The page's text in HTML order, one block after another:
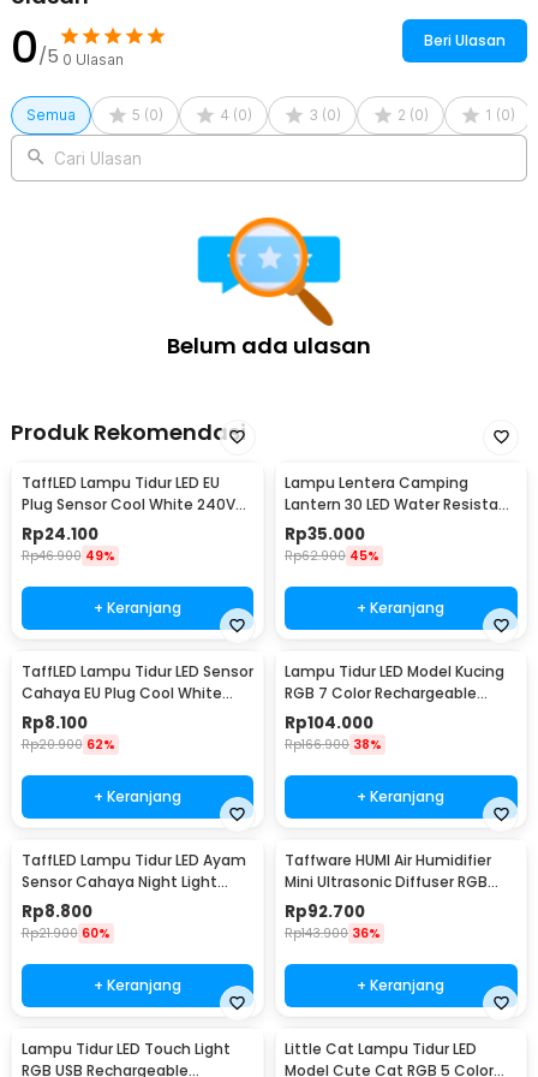
0/5 0 Ulasan
Beri Ulasan
Semua 5 (0) 4 (0) 3 (0) 2 (0) 1 (0)
Cari Ulasan
Belum ada ulasan
Produk Rekomendasi
TaffLED Lampu Tidur LED EU
Plug Sensor Cool White 240V
0.5W - LXX3148
Rp24.100
Rp46.900 49%
+ Keranjang
Lampu Lentera Camping
Lantern 30 LED Water Resistant
- GY18
Rp35.000
Rp62.900 45%
+ Keranjang
TaffLED Lampu Tidur LED Sensor
Cahaya EU Plug Cool White
0.5W 250V - L200
Rp8.100
Rp20.900 62%
+ Keranjang
Lampu Tidur LED Model Kucing
RGB 7 Color Rechargeable
0.4W 5V 1200mAh - LJC-101
Rp104.000
Rp166.900 38%
+ Keranjang
TaffLED Lampu Tidur LED Ayam
Sensor Cahaya Night Light
Warm White 5W - GY01
Rp8.800
Rp21.900 60%
+ Keranjang
Taffware HUMI Air Humidifier
Mini Ultrasonic Diffuser RGB
500ml Remote - HUMI H14A
Rp92.700
Rp143.900 36%
+ Keranjang
Lampu Tidur LED Touch Light
RGB USB Rechargeable
Little Cat Lampu Tidur LED
Model Cute Cat RGB 5 Color